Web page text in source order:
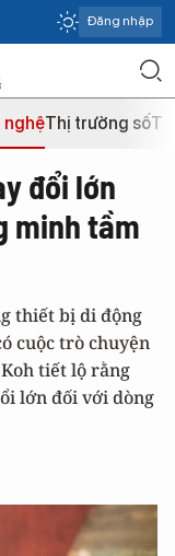
Đăng nhập
nghệThị trường số
đổi lớn
minh tầm
thiết bị di động
cuộc trò chuyện
tiết lộ rằng
lớn đối với dòng